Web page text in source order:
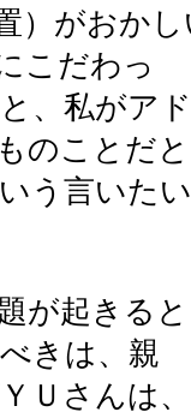
）がおか
こだわっ
、私がア
のことだと
う言いた
が起きる
きは、親
Ｕさんは